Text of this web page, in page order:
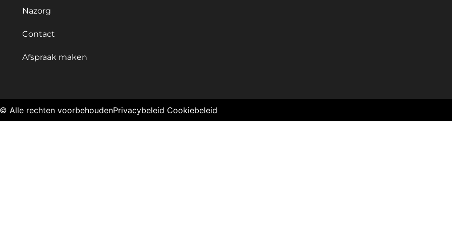
Nazorg
Contact
Afspraak maken
Alle rechten voorbehoudenPrivacybeleid Cookiebeleid